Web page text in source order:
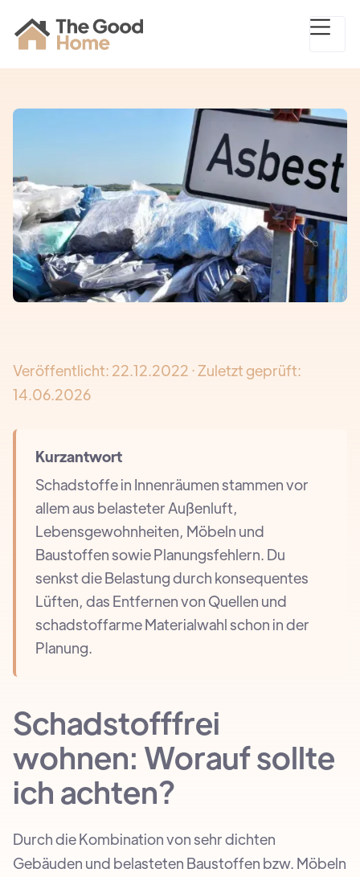
Veröffentlicht: 22.12.2022 · Zuletzt geprüft:
14.06.2026
Kurzantwort
Schadstoffe in Innenräumen stammen vor
allem aus belasteter Außenluft,
Lebensgewohnheiten, Möbeln und
Baustoffen sowie Planungsfehlern. Du
senkst die Belastung durch konsequentes
Lüften, das Entfernen von Quellen und
schadstoffarme Materialwahl schon in der
Planung.
Schadstofffrei
wohnen: Worauf sollte
ich achten?
Durch die Kombination von sehr dichten
Gebäuden und belasteten Baustoffen bzw. Möbeln